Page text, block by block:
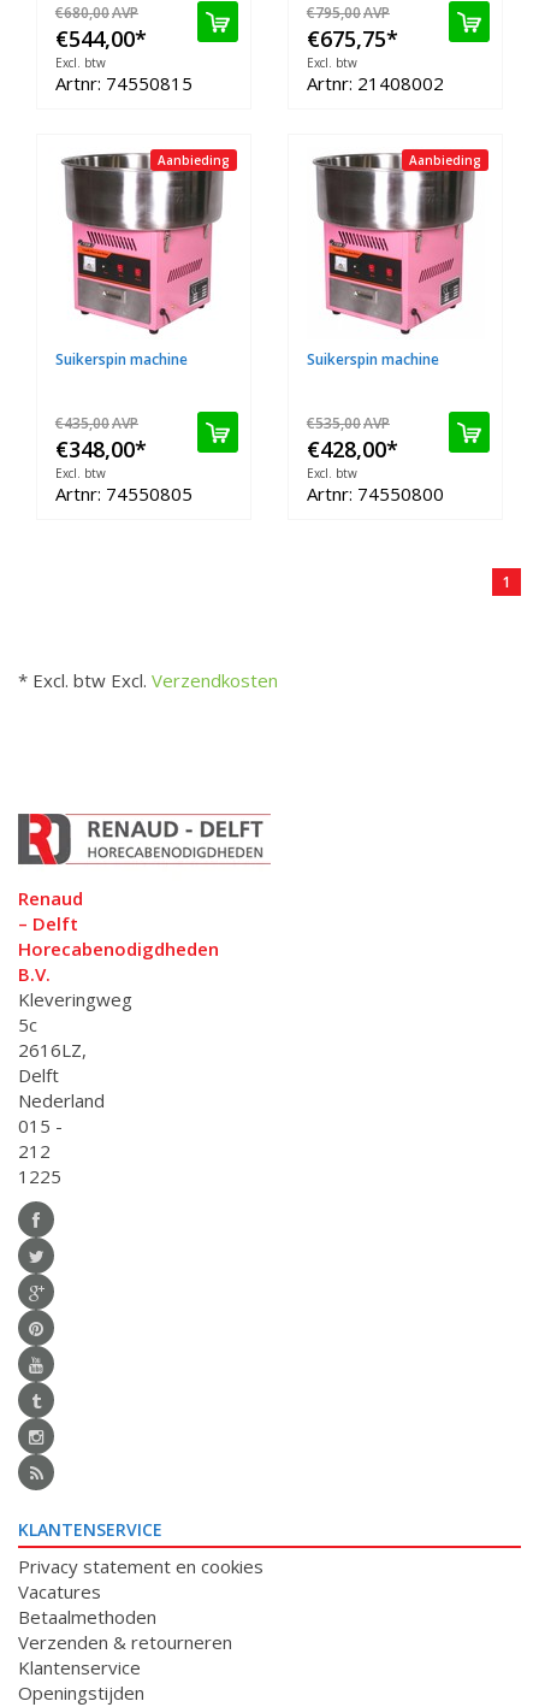
€680,00AVP
€544,00*
Excl. btw
Artnr: 74550815
€795,00AVP
€675,75*
Excl. btw
Artnr: 21408002
Aanbieding
Suikerspin machine
€435,00AVP
€348,00*
Excl. btw
Artnr: 74550805
Aanbieding
Suikerspin machine
€535,00AVP
€428,00*
Excl. btw
Artnr: 74550800
1
* Excl. btw Excl. Verzendkosten
Renaud
– Delft
Horecabenodigdheden
B.V.
Kleveringweg
5c
2616LZ,
Delft
Nederland
015 -
212
1225
KLANTENSERVICE
Privacy statement en cookies
Vacatures
Betaalmethoden
Verzenden & retourneren
Klantenservice
Openingstijden